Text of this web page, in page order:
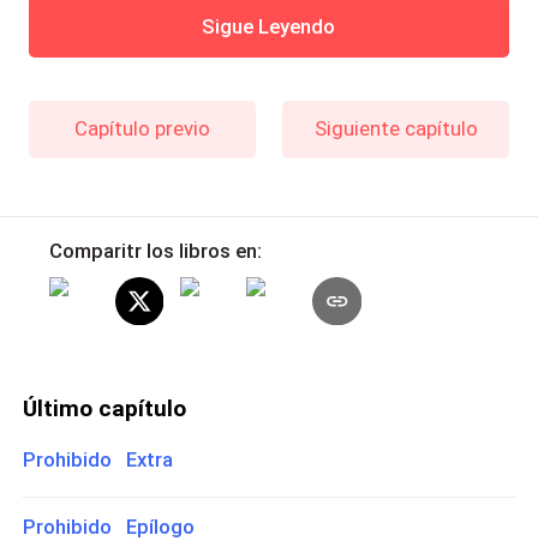
Sigue Leyendo
Capítulo previo Siguiente capítulo
Comparitr los libros en:
Último capítulo
Prohibido Extra
Prohibido Epílogo